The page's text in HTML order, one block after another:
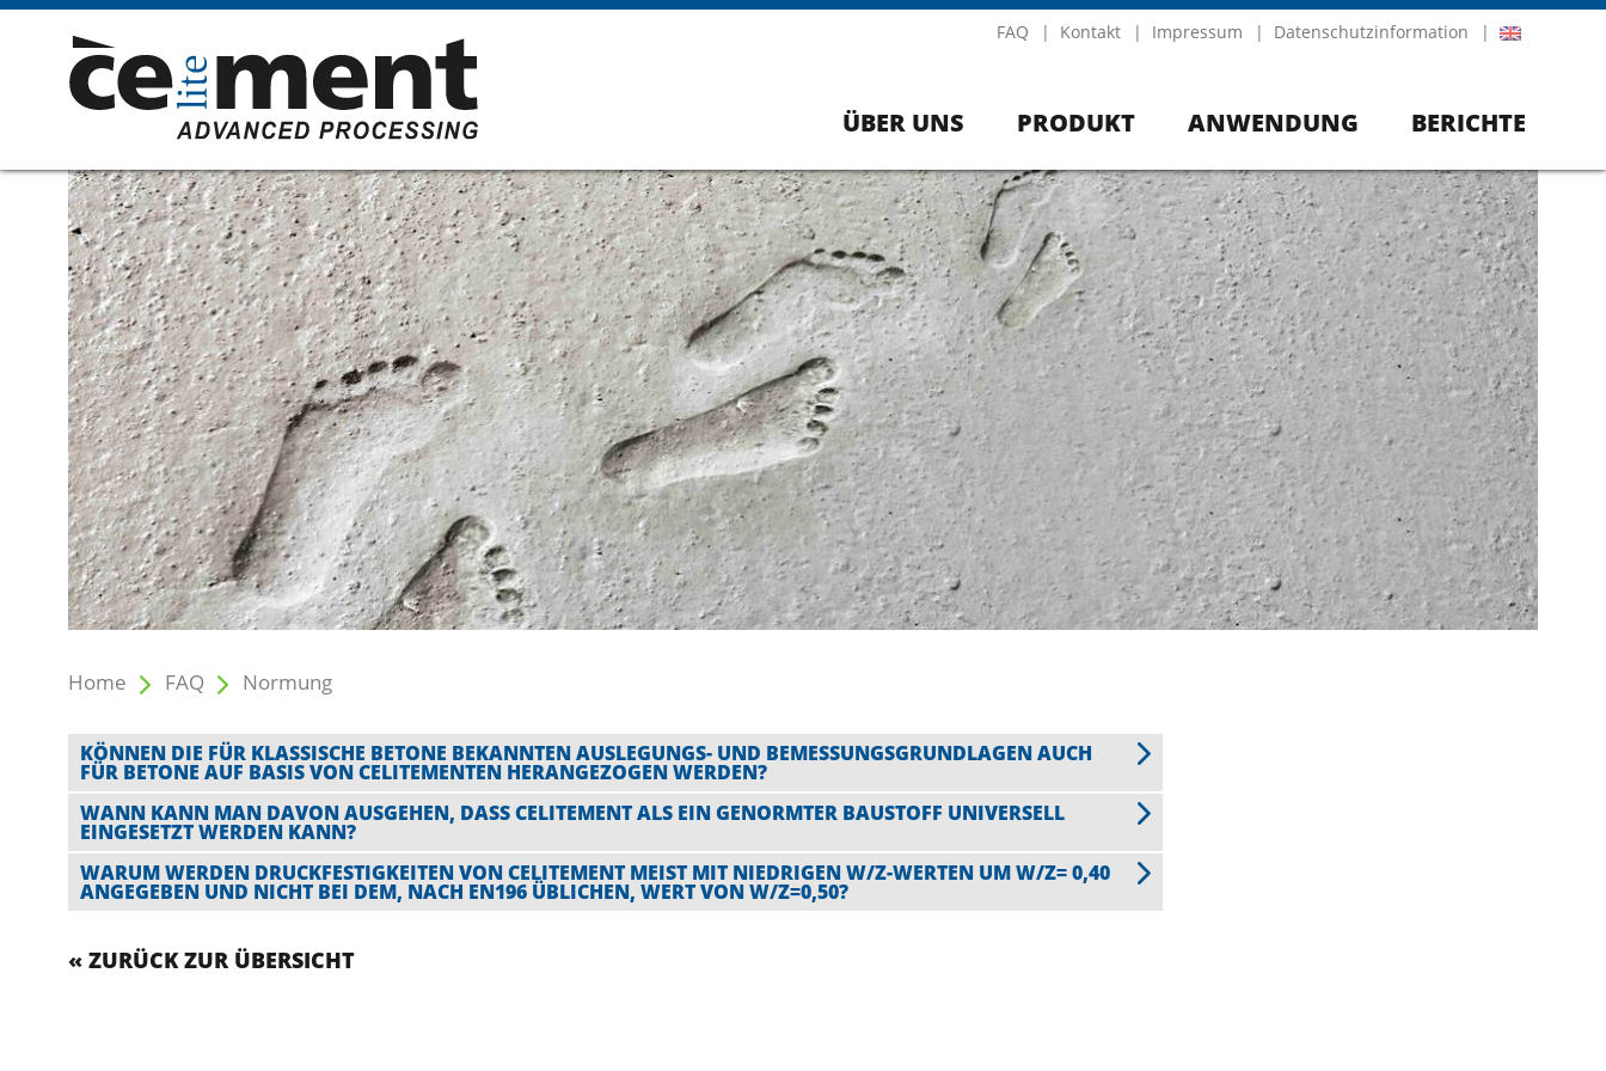
ÜBER UNS PRODUKT ANWENDUNG BERICHTE
FAQ Kontakt Impressum Datenschutzinformation
Home FAQ Normung
KÖNNEN DIE FÜR KLASSISCHE BETONE BEKANNTEN AUSLEGUNGS- UND BEMESSUNGSGRUNDLAGEN AUCH
FÜR BETONE AUF BASIS VON CELITEMENTEN HERANGEZOGEN WERDEN?
WANN KANN MAN DAVON AUSGEHEN, DASS CELITEMENT ALS EIN GENORMTER BAUSTOFF UNIVERSELL
EINGESETZT WERDEN KANN?
WARUM WERDEN DRUCKFESTIGKEITEN VON CELITEMENT MEIST MIT NIEDRIGEN W/Z-WERTEN UM W/Z= 0,40
ANGEGEBEN UND NICHT BEI DEM, NACH EN196 ÜBLICHEN, WERT VON W/Z=0,50?
« ZURÜCK ZUR ÜBERSICHT